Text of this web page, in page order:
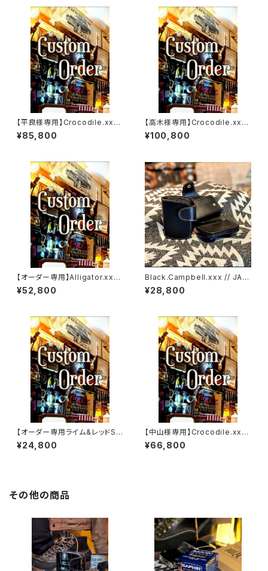
【平良様専用】Crocodile.xxx.
ORIENTAL-BLUE.Edition// J
ACK.RIDE.MSW
¥85,800
【高木様専用】Crocodile.xx
x."HIMARAYA".Edition// JAC
K.RIDE.SSW
¥100,800
【オーダー専用】Alligator.xxx.
Peacock,Blue.Edition// JA
CK.RIDE.SSW
¥52,800
Black.Campbell.xxx // JAC
K.RIDE.SSW
¥28,800
【オーダー専用ライム&レッドSS
W
¥24,800
【中山様専用】Crocodile.xxx.
Edition// JACK.RIDE.SSW
¥66,800
その他の商品